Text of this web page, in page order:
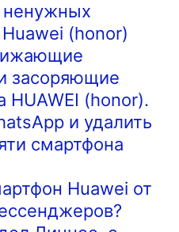
ненужных
(honor)
засоряющие
HUAWEI (honor).
и удалить
смартфона
Huawei от